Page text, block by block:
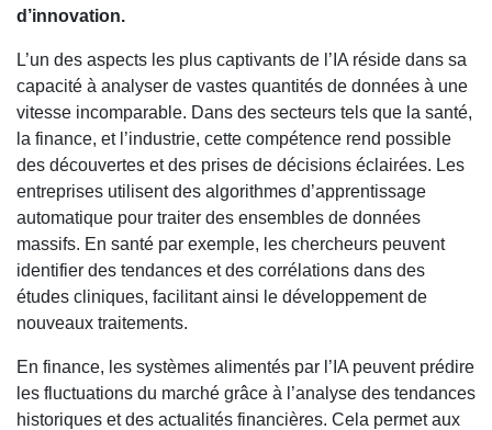
d’innovation.
L’un des aspects les plus captivants de l’IA réside dans sa
capacité à analyser de vastes quantités de données à une
vitesse incomparable. Dans des secteurs tels que la santé,
la finance, et l’industrie, cette compétence rend possible
des découvertes et des prises de décisions éclairées. Les
entreprises utilisent des algorithmes d’apprentissage
automatique pour traiter des ensembles de données
massifs. En santé par exemple, les chercheurs peuvent
identifier des tendances et des corrélations dans des
études cliniques, facilitant ainsi le développement de
nouveaux traitements.
En finance, les systèmes alimentés par l’IA peuvent prédire
les fluctuations du marché grâce à l’analyse des tendances
historiques et des actualités financières. Cela permet aux